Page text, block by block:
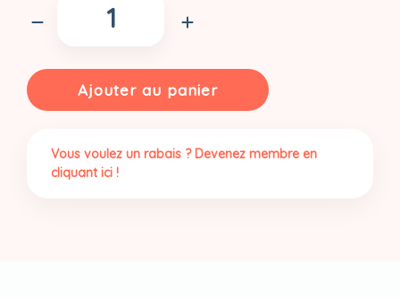
de
gingembre
confits
Biologiques
Ajouter au panier
Vous voulez un rabais ? Devenez membre en
cliquant ici !